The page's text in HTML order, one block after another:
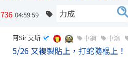
736 04:59:59
阿Sir.艾斯 中鋼 中鴻
5/26 又複製貼上，打蛇隨棍上！